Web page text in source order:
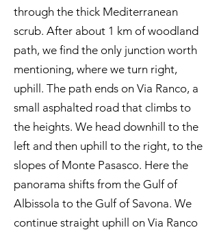
through the thick Mediterranean
scrub. After about 1 km of woodland
path, we find the only junction worth
mentioning, where we turn right,
uphill. The path ends on Via Ranco, a
small asphalted road that climbs to
the heights. We head downhill to the
left and then uphill to the right, to the
slopes of Monte Pasasco. Here the
panorama shifts from the Gulf of
Albissola to the Gulf of Savona. We
continue straight uphill on Via Ranco